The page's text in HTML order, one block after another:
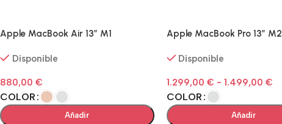
Apple MacBook Air 13” M1
Disponible
880,00 €
COLOR
Añadir
Apple MacBook Pro 13” M2
Disponible
1.299,00 € - 1.499,00 €
COLOR
Añadir